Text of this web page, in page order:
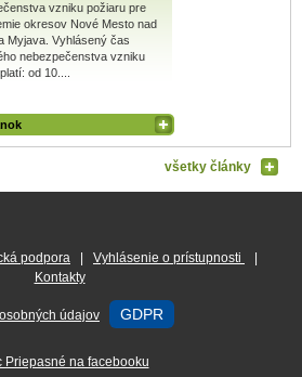
vzniku požiaru pre
okresov Nové Mesto nad
Myjava. Vyhlásený čas
nebezpečenstva vzniku
od 10....
všetky články
podpora Vyhlásenie o prístupnosti
Kontakty
údajov GDPR
Priepasné na facebooku